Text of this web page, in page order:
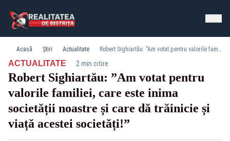
Acasă Știri Actualitate Robert Sighiartău: ”Am votat pentru valorile familiei, care este inima societății noastre și care dă trăinicie și viață acestei societăți!”
ACTUALITATE· 2 min citire
Robert Sighiartău: ”Am votat pentru
valorile familiei, care este inima
societății noastre și care dă trăinicie și
viață acestei societăți!”